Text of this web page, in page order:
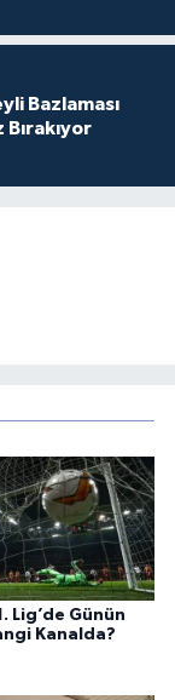
Bazlaması
Lig’de Günün
Kanalda?